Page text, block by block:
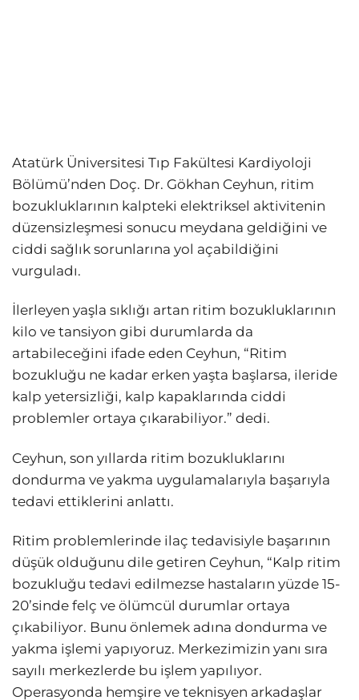
Atatürk Üniversitesi Tıp Fakültesi Kardiyoloji
Bölümü’nden Doç. Dr. Gökhan Ceyhun, ritim
bozukluklarının kalpteki elektriksel aktivitenin
düzensizleşmesi sonucu meydana geldiğini ve
ciddi sağlık sorunlarına yol açabildiğini
vurguladı.
İlerleyen yaşla sıklığı artan ritim bozukluklarının
kilo ve tansiyon gibi durumlarda da
artabileceğini ifade eden Ceyhun, “Ritim
bozukluğu ne kadar erken yaşta başlarsa, ileride
kalp yetersizliği, kalp kapaklarında ciddi
problemler ortaya çıkarabiliyor.” dedi.
Ceyhun, son yıllarda ritim bozukluklarını
dondurma ve yakma uygulamalarıyla başarıyla
tedavi ettiklerini anlattı.
Ritim problemlerinde ilaç tedavisiyle başarının
düşük olduğunu dile getiren Ceyhun, “Kalp ritim
bozukluğu tedavi edilmezse hastaların yüzde 15-
20’sinde felç ve ölümcül durumlar ortaya
çıkabiliyor. Bunu önlemek adına dondurma ve
yakma işlemi yapıyoruz. Merkezimizin yanı sıra
sayılı merkezlerde bu işlem yapılıyor.
Operasyonda hemşire ve teknisyen arkadaşlar